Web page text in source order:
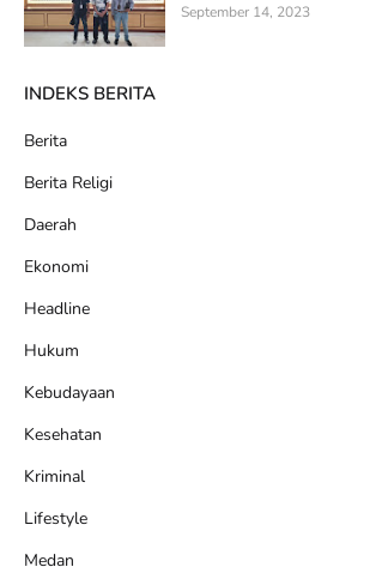
September 14, 2023
INDEKS BERITA
Berita
Berita Religi
Daerah
Ekonomi
Headline
Hukum
Kebudayaan
Kesehatan
Kriminal
Lifestyle
Medan